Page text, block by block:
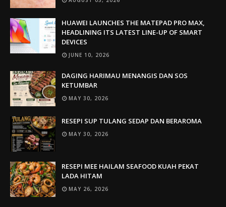
HUAWEI LAUNCHES THE MATEPAD PRO MAX,
HEADLINING ITS LATEST LINE-UP OF SMART
DEVICES
JUNE 10, 2026
DAGING HARIMAU MENANGIS DAN SOS
KETUMBAR
MAY 30, 2026
RESEPI SUP TULANG SEDAP DAN BERAROMA
MAY 30, 2026
RESEPI MEE HAILAM SEAFOOD KUAH PEKAT
LADA HITAM
MAY 26, 2026